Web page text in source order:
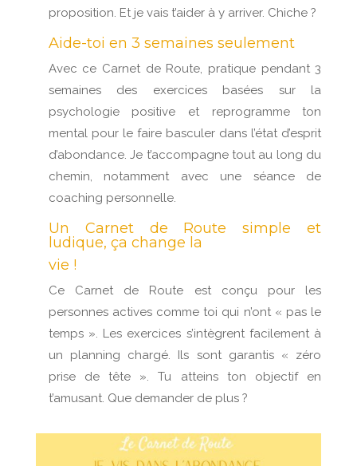
proposition. Et je vais t’aider à y arriver. Chiche ?
Aide-toi en 3 semaines seulement
Avec ce Carnet de Route, pratique pendant 3
semaines des exercices basées sur la
psychologie positive et reprogramme ton
mental pour le faire basculer dans l’état d’esprit
d’abondance. Je t’accompagne tout au long du
chemin, notamment avec une séance de
coaching personnelle.
Un Carnet de Route simple et
ludique, ça change la
vie !
Ce Carnet de Route est conçu pour les
personnes actives comme toi qui n’ont « pas le
temps ». Les exercices s’intègrent facilement à
un planning chargé. Ils sont garantis « zéro
prise de tête ». Tu atteins ton objectif en
t’amusant. Que demander de plus ?